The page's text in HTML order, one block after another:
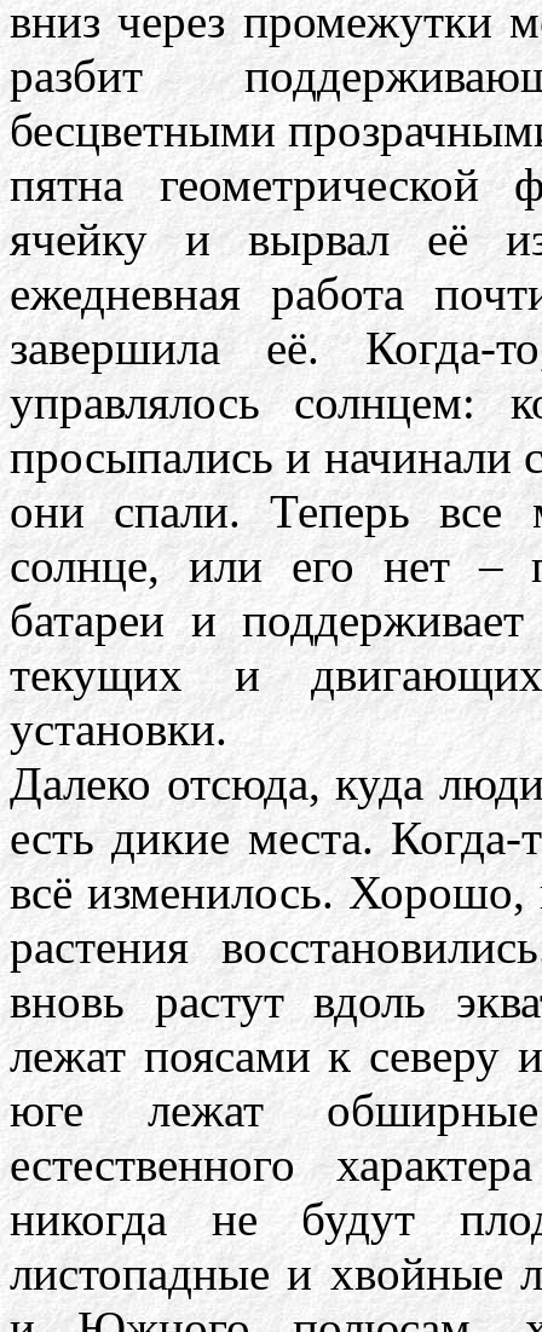
вниз через промежутки
разбит
бесцветными
пятна
ячейку и вырвал её
ежедневная работа
завершила её. Когда-
управлялось солнцем:
просыпались и начинали
они спали. Теперь все
солнце, или его нет –
батареи и
текущих и двигающих
установки.
Далеко отсюда, куда
есть дикие места.
всё изменилось.
растения
вновь растут вдоль
лежат поясами к северу
юге лежат
естественного
никогда не будут
листопадные и хвойные